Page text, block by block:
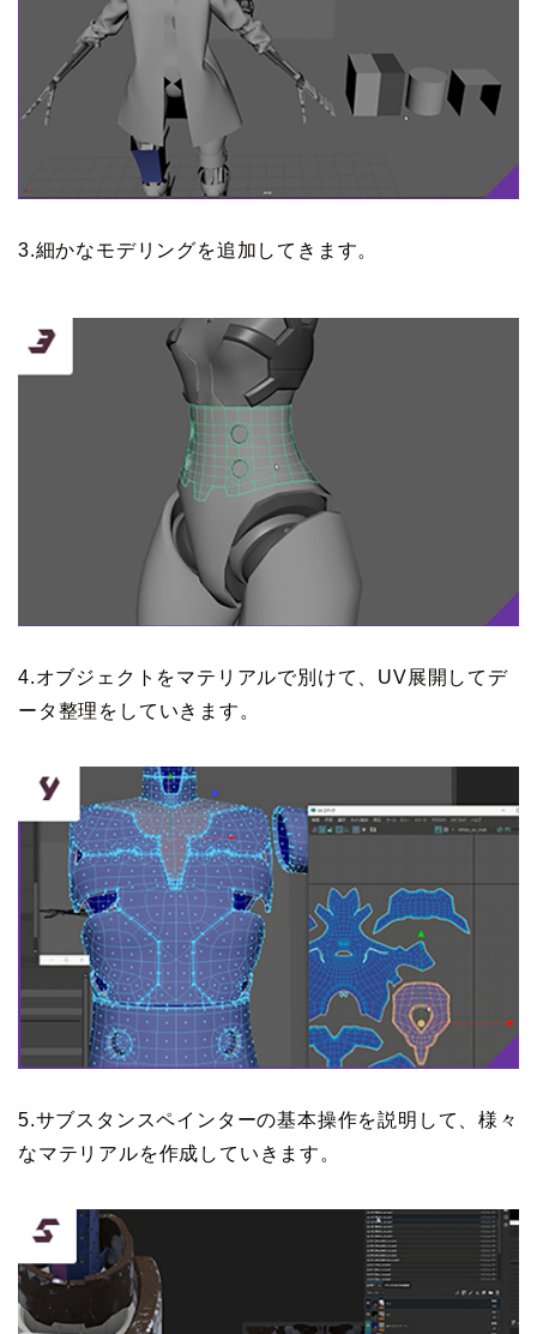
3.細かなモデリングを追加してきます。
4.オブジェクトをマテリアルで別けて、UV展開してデ
ータ整理をしていきます。
5.サブスタンスペインターの基本操作を説明して、様々
なマテリアルを作成していきます。